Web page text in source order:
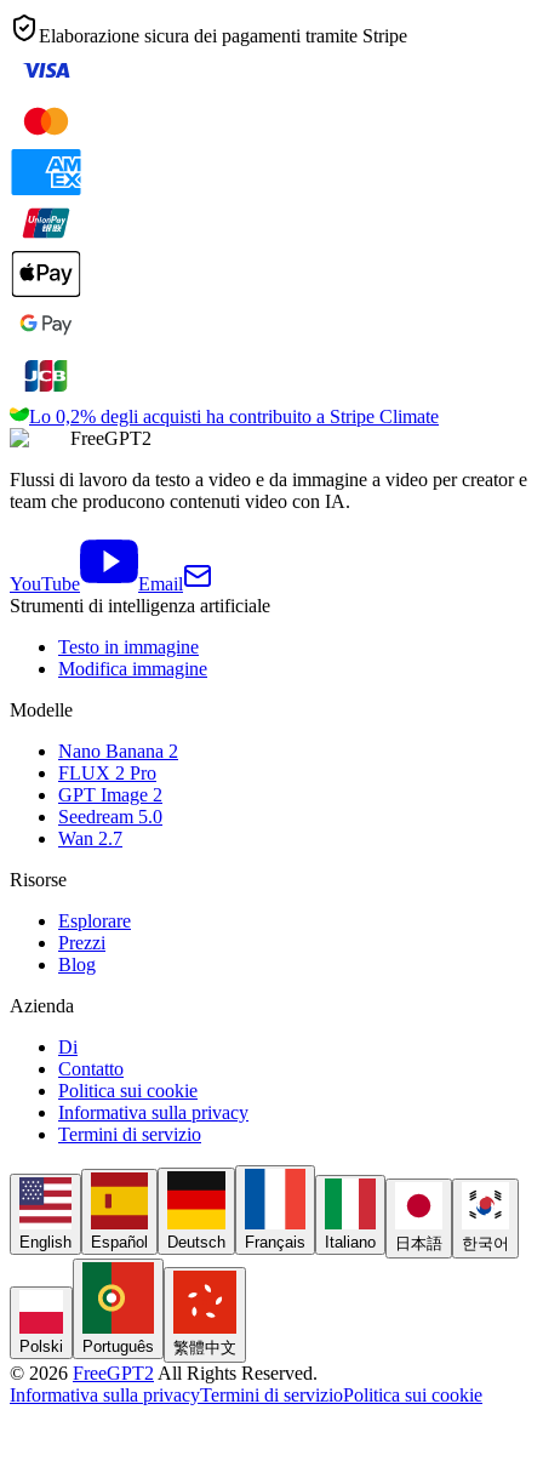
Elaborazione sicura dei pagamenti tramite Stripe
Lo 0,2% degli acquisti ha contribuito a Stripe Climate
FreeGPT2
Flussi di lavoro da testo a video e da immagine a video per creator e
team che producono contenuti video con IA.
YouTube
Email
Strumenti di intelligenza artificiale
Testo in immagine
Modifica immagine
Modelle
Nano Banana 2
FLUX 2 Pro
GPT Image 2
Seedream 5.0
Wan 2.7
Risorse
Esplorare
Prezzi
Blog
Azienda
Di
Contatto
Politica sui cookie
Informativa sulla privacy
Termini di servizio
English Español Deutsch Français Italiano 日本語 한국어
Polski Português 繁體中文
© 2026 FreeGPT2 All Rights Reserved.
Informativa sulla privacyTermini di servizioPolitica sui cookie